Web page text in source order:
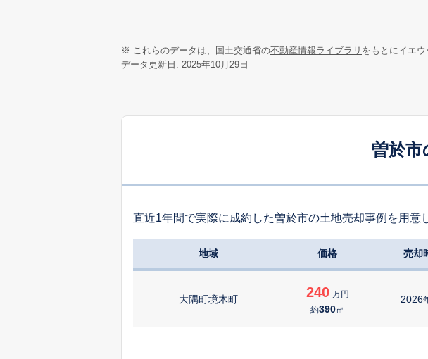
※ これらのデータは、国土交通省の不動産情報ライブラリ をもとにイエウ
データ更新日: 2025年10月29日
曽於市
直近1年間で実際に成約した曽於市の土地売却事例を用意
地域 価格 売却
大隅町境木町 240 万円
約390㎡
2026